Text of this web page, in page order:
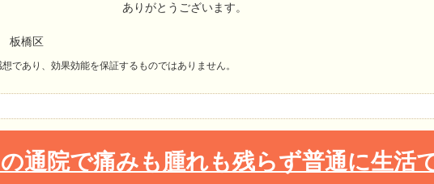
ありがとうございます。
橋区
であり、効果効能を保証するものではありません。
通院で痛みも腫れも残らず普通に生活